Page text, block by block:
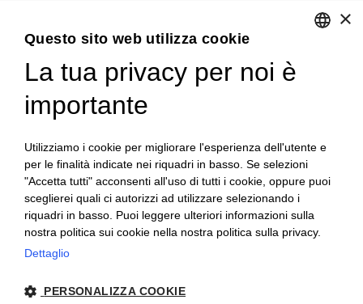
Copyright 2020© Regali Digusto è un marchio di Olio
10022 Carmagnola (TO) - PIVA 07980320019
Creato da:etinet.it
×
Questo sito web utilizza cookie
La tua privacy per noi è
importante
Utilizziamo i cookie per migliorare l'esperienza dell'utente e
per le finalità indicate nei riquadri in basso. Se selezioni
"Accetta tutti" acconsenti all'uso di tutti i cookie, oppure puoi
sceglierei quali ci autorizzi ad utilizzare selezionando i
riquadri in basso. Puoi leggere ulteriori informazioni sulla
nostra politica sui cookie nella nostra politica sulla privacy.
Dettaglio
PERSONALIZZA COOKIE